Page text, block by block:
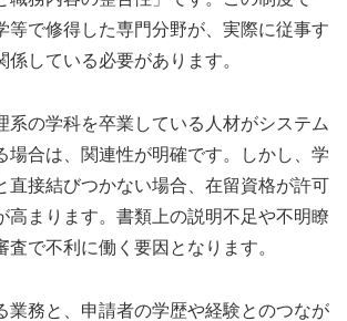
等で修得した専門分野が、実際に従事す
係している必要があります。
系の学科を卒業している人材がシステム
場合は、関連性が明確です。しかし、学
直接結びつかない場合、在留資格が許可
高まります。書類上の説明不足や不明瞭
査で不利に働く要因となります。
業務と、申請者の学歴や経験とのつなが